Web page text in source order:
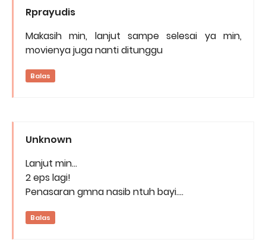
Rprayudis
Makasih min, lanjut sampe selesai ya min,
movienya juga nanti ditunggu
Balas
Unknown
Lanjut min...
2 eps lagi!
Penasaran gmna nasib ntuh bayi....
Balas